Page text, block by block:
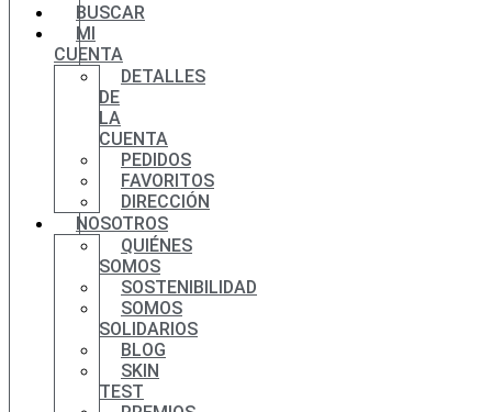
BUSCAR
MI
CUENTA
DETALLES
DE
LA
CUENTA
PEDIDOS
FAVORITOS
DIRECCIÓN
NOSOTROS
QUIÉNES
SOMOS
SOSTENIBILIDAD
SOMOS
SOLIDARIOS
BLOG
SKIN
TEST